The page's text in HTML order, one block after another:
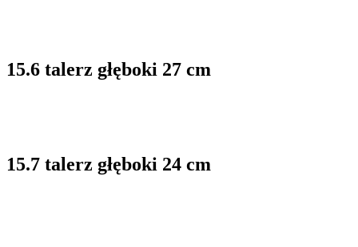
15.6 talerz głęboki 27 cm
15.7 talerz głęboki 24 cm